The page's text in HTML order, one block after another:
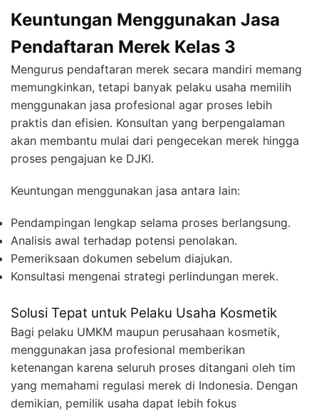
Keuntungan Menggunakan Jasa
Pendaftaran Merek Kelas 3
Mengurus pendaftaran merek secara mandiri memang
memungkinkan, tetapi banyak pelaku usaha memilih
menggunakan jasa profesional agar proses lebih
praktis dan efisien. Konsultan yang berpengalaman
akan membantu mulai dari pengecekan merek hingga
proses pengajuan ke DJKI.
Keuntungan menggunakan jasa antara lain:
Pendampingan lengkap selama proses berlangsung.
Analisis awal terhadap potensi penolakan.
Pemeriksaan dokumen sebelum diajukan.
Konsultasi mengenai strategi perlindungan merek.
Solusi Tepat untuk Pelaku Usaha Kosmetik
Bagi pelaku UMKM maupun perusahaan kosmetik,
menggunakan jasa profesional memberikan
ketenangan karena seluruh proses ditangani oleh tim
yang memahami regulasi merek di Indonesia. Dengan
demikian, pemilik usaha dapat lebih fokus